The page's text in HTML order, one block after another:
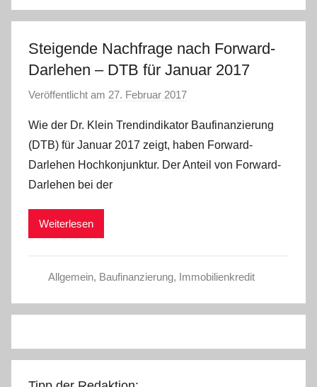
Steigende Nachfrage nach Forward-
Darlehen – DTB für Januar 2017
Veröffentlicht am 27. Februar 2017
n
C
W
Wie der Dr. Klein Trendindikator Baufinanzierung
(DTB) für Januar 2017 zeigt, haben Forward-
Darlehen Hochkonjunktur. Der Anteil von Forward-
Darlehen bei der
Weiterlesen
Allgemein, Baufinanzierung, Immobilienkredit